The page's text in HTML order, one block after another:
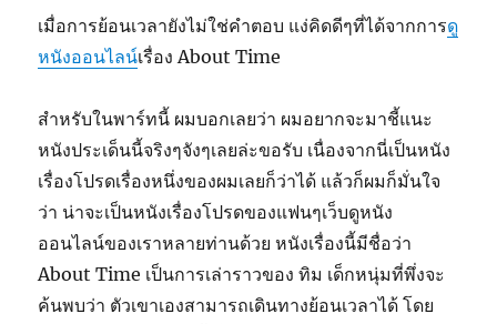
เมื่อการย้อนเวลายังไม่ใช่คำตอบ แง่คิดดีๆที่ได้จากการดู
หนังออนไลน์เรื่อง About Time
สำหรับในพาร์ทนี้ ผมบอกเลยว่า ผมอยากจะมาชี้แนะ
หนังประเด็นนี้จริงๆจังๆเลยล่ะขอรับ เนื่องจากนี่เป็นหนัง
เรื่องโปรดเรื่องหนึ่งของผมเลยก็ว่าได้ แล้วก็ผมก็มั่นใจ
ว่า น่าจะเป็นหนังเรื่องโปรดของแฟนๆเว็บดูหนัง
ออนไลน์ของเราหลายท่านด้วย หนังเรื่องนี้มีชื่อว่า
About Time เป็นการเล่าราวของ ทิม เด็กหนุ่มที่พึ่งจะ
ค้นพบว่า ตัวเขาเองสามารถเดินทางย้อนเวลาได้ โดย